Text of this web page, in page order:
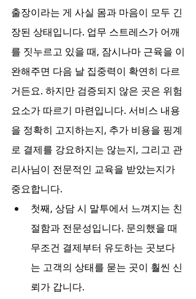
출장이라는 게 사실 몸과 마음이 모두 긴
장된 상태입니다. 업무 스트레스가 어깨
를 짓누르고 있을 때, 잠시나마 근육을 이
완해주면 다음 날 집중력이 확연히 다르
거든요. 하지만 검증되지 않은 곳은 위험
요소가 따르기 마련입니다. 서비스 내용
을 정확히 고지하는지, 추가 비용을 핑계
로 결제를 강요하지는 않는지, 그리고 관
리사님이 전문적인 교육을 받았는지가
중요합니다.
첫째, 상담 시 말투에서 느껴지는 친
절함과 전문성입니다. 문의했을 때
무조건 결제부터 유도하는 곳보다
는 고객의 상태를 묻는 곳이 훨씬 신
뢰가 갑니다.